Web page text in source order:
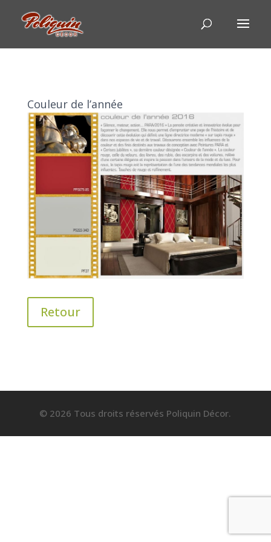
Couleur de l’année
Retour
© 2026 Tous droits réservés Poliquin Décor.